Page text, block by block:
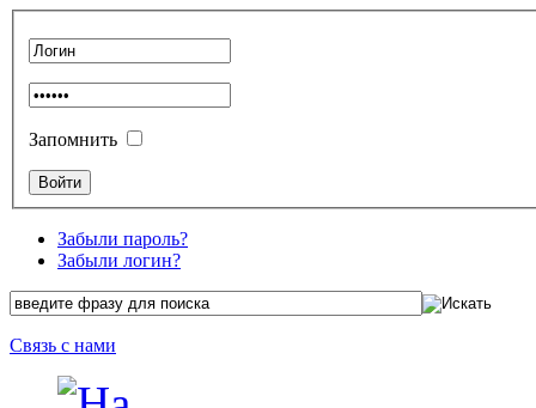
Запомнить
Забыли пароль?
Забыли логин?
Связь с нами